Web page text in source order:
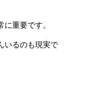
重要です。
いるのも現実で